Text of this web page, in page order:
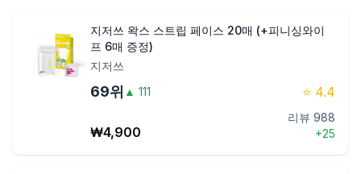
지저쓰 왁스 스트립 페이스 20매 (+피니싱와이
프 6매 증정)
지저쓰
69위 ▲ 111 ⭐ 4.4
₩4,900
리뷰 988
+25